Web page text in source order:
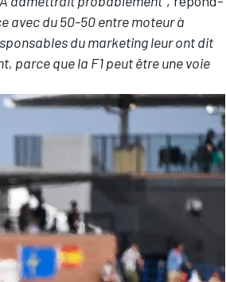
avec du 50-50 entre moteur à
du marketing leur ont dit
parce que la F1 peut être une voie